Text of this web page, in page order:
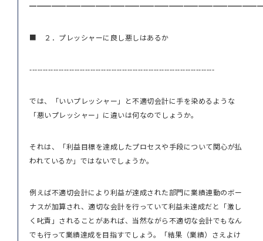
■ ２．プレッシャーに良し悪しはあるか
----------------------------------------------------------------------
では、「いいプレッシャー」と不適切会計に手を染めるような
「悪いプレッシャー」に違いは何なのでしょうか。
それは、「利益目標を達成したプロセスや手段について関心が払
われているか」ではないでしょうか。
例えば不適切会計により利益が達成された部門に業績連動のボー
ナスが加算され、適切な会計を行っていて利益未達成だと「激し
く叱責」されることがあれば、当然ながら不適切な会計でもなん
でも行って業績達成を目指すでしょう。「結果（業績）さえよけ